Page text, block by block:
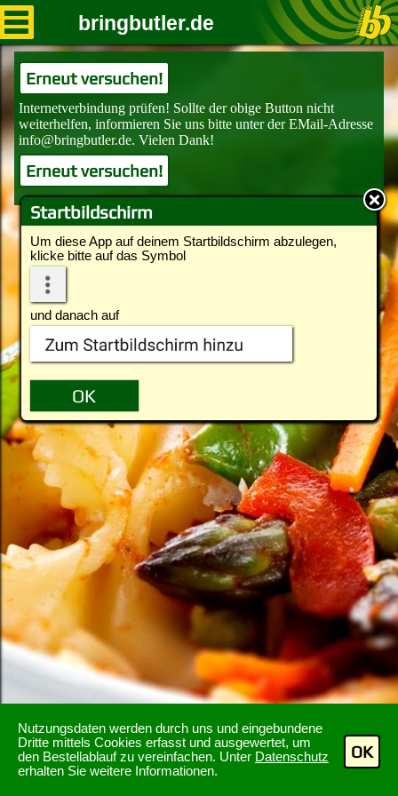
Nutzungsdaten werden durch uns und eingebundene
Dritte mittels Cookies erfasst und ausgewertet, um
den Bestellablauf zu vereinfachen. Unter Datenschutz
erhalten Sie weitere Informationen.
OK
Startbildschirm
Um diese App auf deinem Startbildschirm abzulegen,
klicke bitte auf das Symbol
und danach auf
bringbutler.de
Erneut versuchen!
Erneut versuchen!